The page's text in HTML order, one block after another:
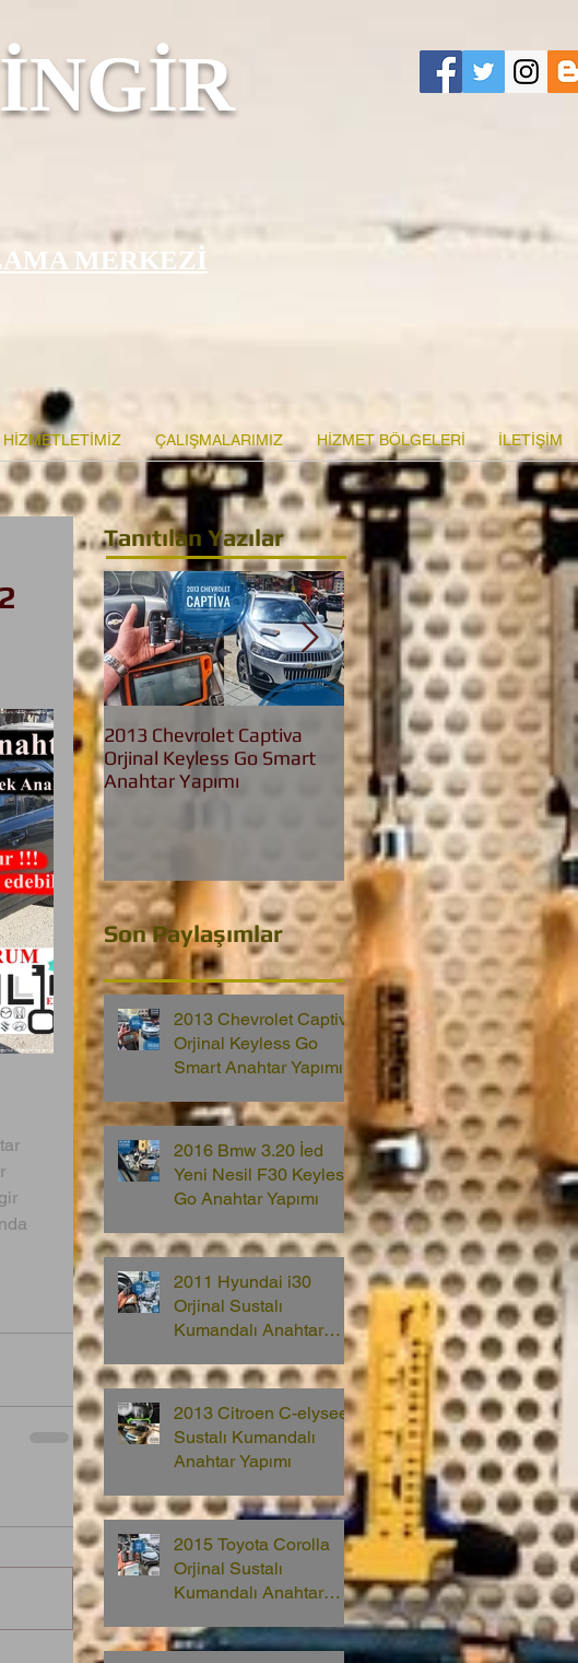
MERKEZİ
HİZMETLETİMİZ ÇALIŞMALARIMIZ HİZMET BÖLGELERİ İLETİŞİM
Tanıtılan Yazılar
2013 Chevrolet Captiva
Orjinal Keyless Go Smart
Anahtar Yapımı
2016 Bmw 3.20 İed Yeni
Nesil F30 Keyless Go
Anahtar Yapımı
Son Paylaşımlar
2013 Chevrolet Captiva
Orjinal Keyless Go
Smart Anahtar Yapımı
2016 Bmw 3.20 İed
Yeni Nesil F30 Keyless
Go Anahtar Yapımı
2011 Hyundai i30
Orjinal Sustalı
Kumandalı Anahtar
2013 Citroen C-elysee
Sustalı Kumandalı
Anahtar Yapımı
2015 Toyota Corolla
Orjinal Sustalı
Kumandalı Anahtar